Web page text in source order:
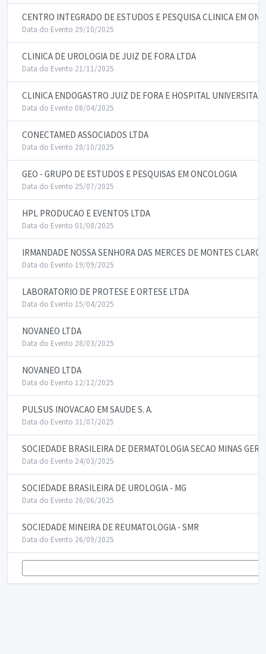
CENTRO INTEGRADO DE ESTUDOS E PESQUISA CLINICA EM
Data do Evento 29/10/2025
CLINICA DE UROLOGIA DE JUIZ DE FORA LTDA
Data do Evento 21/11/2025
CLINICA ENDOGASTRO JUIZ DE FORA E HOSPITAL
Data do Evento 08/04/2025
CONECTAMED ASSOCIADOS LTDA
Data do Evento 28/10/2025
GEO - GRUPO DE ESTUDOS E PESQUISAS EM ONCOLOGIA
Data do Evento 25/07/2025
HPL PRODUCAO E EVENTOS LTDA
Data do Evento 01/08/2025
IRMANDADE NOSSA SENHORA DAS MERCES DE MONTES CLAROS
Data do Evento 19/09/2025
LABORATORIO DE PROTESE E ORTESE LTDA
Data do Evento 15/04/2025
NOVANEO LTDA
Data do Evento 28/03/2025
NOVANEO LTDA
Data do Evento 12/12/2025
PULSUS INOVACAO EM SAUDE S. A.
Data do Evento 31/07/2025
SOCIEDADE BRASILEIRA DE DERMATOLOGIA SECAO MINAS
Data do Evento 24/03/2025
SOCIEDADE BRASILEIRA DE UROLOGIA - MG
Data do Evento 26/06/2025
SOCIEDADE MINEIRA DE REUMATOLOGIA - SMR
Data do Evento 26/09/2025